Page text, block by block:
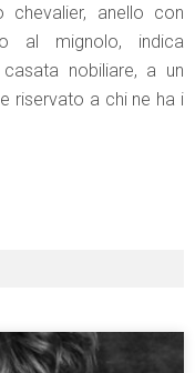
anello con
al mignolo, indica
nobiliare, a un
riservato a chi ne ha i